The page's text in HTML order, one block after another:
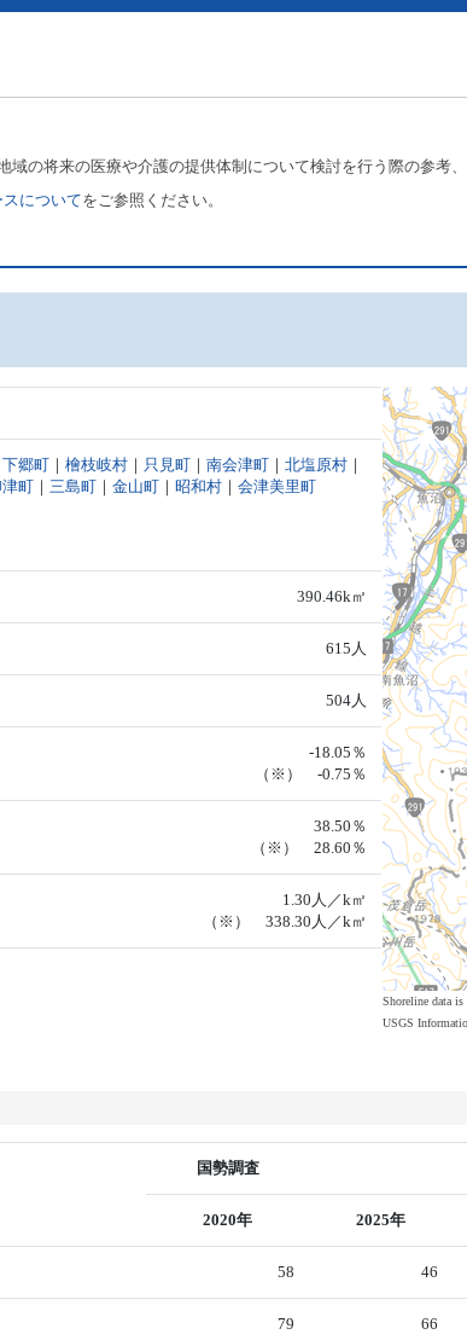
の将来の医療や介護の提供体制について検討を行う際の参考
についてをご参照ください。
下郷町 ｜檜枝岐村 ｜ 只見町 ｜南会津町 ｜北塩原村 ｜
町 ｜三島町 ｜金山町 ｜ 昭和村 ｜会津美里町
390.46k㎡
615人
504人
-18.05％
（※） -0.75％
38.50％
（※） 28.60％
1.30人／k㎡
（※） 338.30人／k㎡
Shoreline data
USGS
国勢調査
2020年 2025年
58 46
79 66